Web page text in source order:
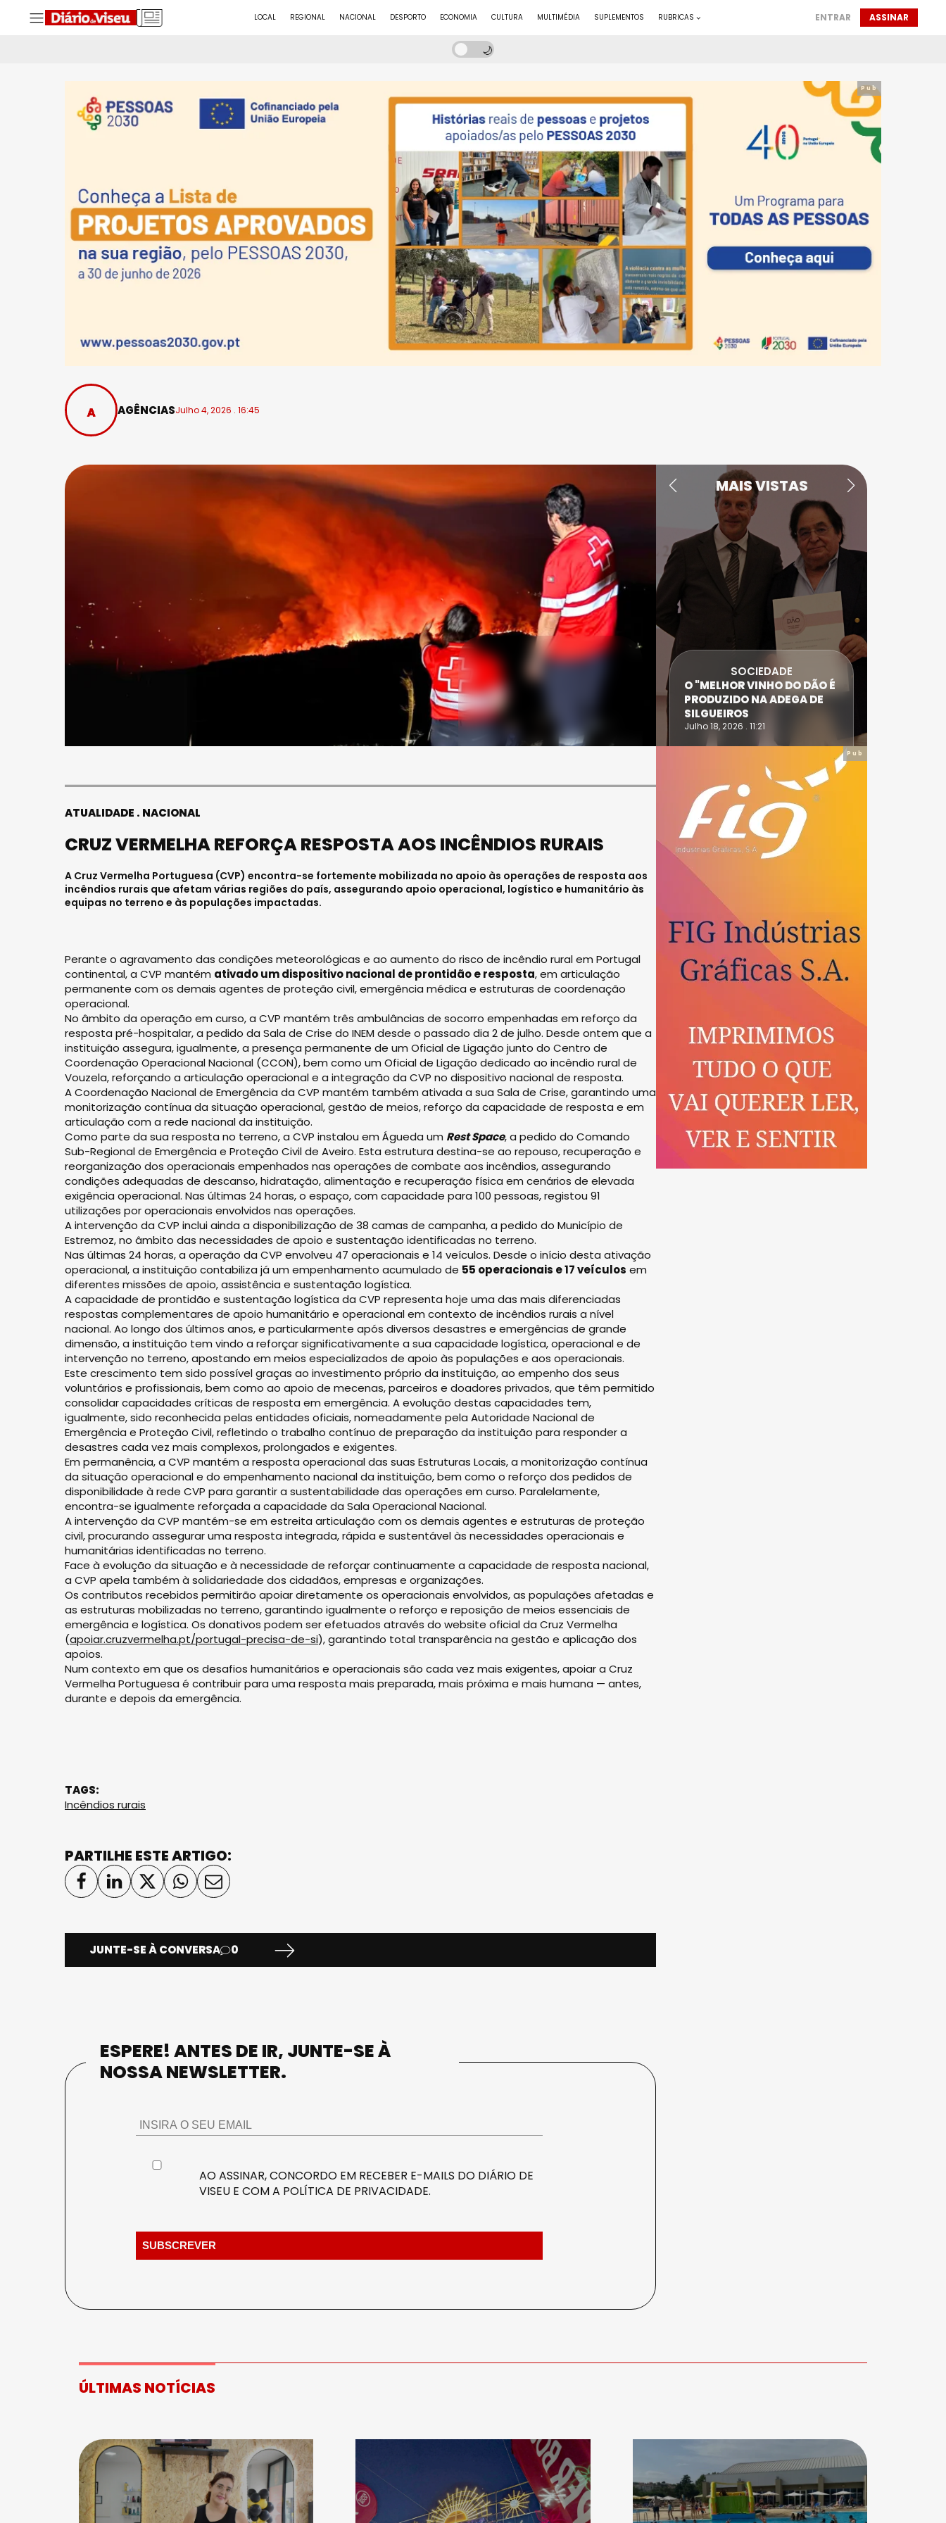
LOCAL REGIONAL NACIONAL DESPORTO ECONOMIA CULTURA MULTIMÉDIA SUPLEMENTOS RUBRICAS ENTRAR ASSINAR
Pub
AGÊNCIASJulho 4, 2026 . 16:45
ATUALIDADE NACIONAL
CRUZ VERMELHA REFORÇA RESPOSTA AOS INCÊNDIOS RURAIS
A Cruz Vermelha Portuguesa (CVP) encontra-se fortemente mobilizada no apoio às operações de resposta aos
incêndios rurais que afetam várias regiões do país, assegurando apoio operacional, logístico e humanitário às
equipas no terreno e às populações impactadas.
Perante o agravamento das condições meteorológicas e ao aumento do risco de incêndio rural em Portugal
continental, a CVP mantém ativado um dispositivo nacional de prontidão e resposta, em articulação
permanente com os demais agentes de proteção civil, emergência médica e estruturas de coordenação
operacional.
No âmbito da operação em curso, a CVP mantém três ambulâncias de socorro empenhadas em reforço da
resposta pré-hospitalar, a pedido da Sala de Crise do INEM desde o passado dia 2 de julho. Desde ontem que a
instituição assegura, igualmente, a presença permanente de um Oficial de Ligação junto do Centro de
Coordenação Operacional Nacional (CCON), bem como um Oficial de Ligação dedicado ao incêndio rural de
Vouzela, reforçando a articulação operacional e a integração da CVP no dispositivo nacional de resposta.
A Coordenação Nacional de Emergência da CVP mantém também ativada a sua Sala de Crise, garantindo uma
monitorização contínua da situação operacional, gestão de meios, reforço da capacidade de resposta e em
articulação com a rede nacional da instituição.
Como parte da sua resposta no terreno, a CVP instalou em Águeda um Rest Space, a pedido do Comando
Sub-Regional de Emergência e Proteção Civil de Aveiro. Esta estrutura destina-se ao repouso, recuperação e
reorganização dos operacionais empenhados nas operações de combate aos incêndios, assegurando
condições adequadas de descanso, hidratação, alimentação e recuperação física em cenários de elevada
exigência operacional. Nas últimas 24 horas, o espaço, com capacidade para 100 pessoas, registou 91
utilizações por operacionais envolvidos nas operações.
A intervenção da CVP inclui ainda a disponibilização de 38 camas de campanha, a pedido do Município de
Estremoz, no âmbito das necessidades de apoio e sustentação identificadas no terreno.
Nas últimas 24 horas, a operação da CVP envolveu 47 operacionais e 14 veículos. Desde o início desta ativação
operacional, a instituição contabiliza já um empenhamento acumulado de 55 operacionais e 17 veículos em
diferentes missões de apoio, assistência e sustentação logística.
A capacidade de prontidão e sustentação logística da CVP representa hoje uma das mais diferenciadas
respostas complementares de apoio humanitário e operacional em contexto de incêndios rurais a nível
nacional. Ao longo dos últimos anos, e particularmente após diversos desastres e emergências de grande
dimensão, a instituição tem vindo a reforçar significativamente a sua capacidade logística, operacional e de
intervenção no terreno, apostando em meios especializados de apoio às populações e aos operacionais.
Este crescimento tem sido possível graças ao investimento próprio da instituição, ao empenho dos seus
voluntários e profissionais, bem como ao apoio de mecenas, parceiros e doadores privados, que têm permitido
consolidar capacidades críticas de resposta em emergência. A evolução destas capacidades tem,
igualmente, sido reconhecida pelas entidades oficiais, nomeadamente pela Autoridade Nacional de
Emergência e Proteção Civil, refletindo o trabalho contínuo de preparação da instituição para responder a
desastres cada vez mais complexos, prolongados e exigentes.
Em permanência, a CVP mantém a resposta operacional das suas Estruturas Locais, a monitorização contínua
da situação operacional e do empenhamento nacional da instituição, bem como o reforço dos pedidos de
disponibilidade à rede CVP para garantir a sustentabilidade das operações em curso. Paralelamente,
encontra-se igualmente reforçada a capacidade da Sala Operacional Nacional.
A intervenção da CVP mantém-se em estreita articulação com os demais agentes e estruturas de proteção
civil, procurando assegurar uma resposta integrada, rápida e sustentável às necessidades operacionais e
humanitárias identificadas no terreno.
Face à evolução da situação e à necessidade de reforçar continuamente a capacidade de resposta nacional,
a CVP apela também à solidariedade dos cidadãos, empresas e organizações.
Os contributos recebidos permitirão apoiar diretamente os operacionais envolvidos, as populações afetadas e
as estruturas mobilizadas no terreno, garantindo igualmente o reforço e reposição de meios essenciais de
emergência e logística. Os donativos podem ser efetuados através do website oficial da Cruz Vermelha
(apoiar.cruzvermelha.pt/portugal-precisa-de-si), ⁠garantindo total transparência na gestão e aplicação dos
apoios.
Num contexto em que os desafios humanitários e operacionais são cada vez mais exigentes, apoiar a Cruz
Vermelha Portuguesa é contribuir para uma resposta mais preparada, mais próxima e mais humana — antes,
durante e depois da emergência.
TAGS:
Incêndios rurais
PARTILHE ESTE ARTIGO:
JUNTE-SE À CONVERSA 0
ESPERE! ANTES DE IR, JUNTE-SE À
NOSSA NEWSLETTER.
AO ASSINAR, CONCORDO EM RECEBER E-MAILS DO DIÁRIO DE
VISEU E COM A POLÍTICA DE PRIVACIDADE.
MAIS VISTAS
SOCIEDADE
ASAE APREENDE CERCA DE
21 MIL LITROS DE VINHO E
ESPUMANTE NA REGIÃO
CENTRO
Julho 11, 2026 . 10:41
SOCIEDADE
O "MELHOR VINHO DO DÃO É
PRODUZIDO NA ADEGA DE
SILGUEIROS
Julho 18, 2026 . 11:21
Pub
ÚLTIMAS NOTÍCIAS